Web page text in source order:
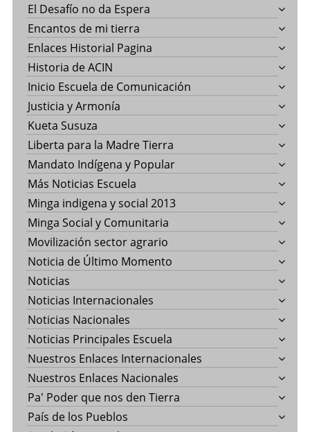
El Desafío no da Espera
Encantos de mi tierra
Enlaces Historial Pagina
Historia de ACIN
Inicio Escuela de Comunicación
Justicia y Armonía
Kueta Susuza
Liberta para la Madre Tierra
Mandato Indígena y Popular
Más Noticias Escuela
Minga indigena y social 2013
Minga Social y Comunitaria
Movilización sector agrario
Noticia de Último Momento
Noticias
Noticias Internacionales
Noticias Nacionales
Noticias Principales Escuela
Nuestros Enlaces Internacionales
Nuestros Enlaces Nacionales
Pa' Poder que nos den Tierra
País de los Pueblos